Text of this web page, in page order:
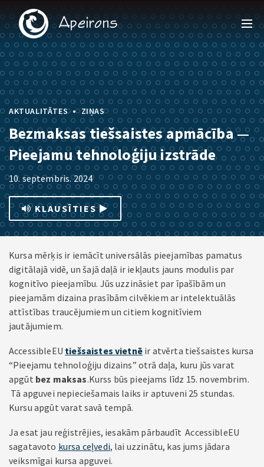
AKTUALITĀTES • ZIŅAS
Bezmaksas tiešsaistes apmācība —
Pieejamu tehnoloģiju izstrāde
10. septembris. 2024
KLAUSĪTIES
Kursa mērķis ir iemācīt universālās pieejamības pamatus
digitālajā vidē, un šajā daļā ir iekļauts jauns modulis par
kognitīvo pieejamību. Jūs uzzināsiet par īpašībām un
pieejamām dizaina prasībām cilvēkiem ar intelektuālās
attīstības traucējumiem un citiem kognitīviem
jautājumiem.
AccessibleEU tiešsaistes vietnēir atvērta tiešsaistes kursa
“Pieejamu tehnoloģiju dizains” otrā daļa, kuru jūs varat
apgūt bez maksas.Kurss būs pieejams līdz 15. novembrim.
Tā apguvei nepieciešamais laiks ir aptuveni 25 stundas.
Kursu apgūt varat savā tempā.
Ja esat jau reģistrējies, iesakām pārbaudīt AccessibleEU
sagatavoto kursa ceļvedi, lai uzzinātu, kas jums jādara
veiksmīgai kursa apguvei.